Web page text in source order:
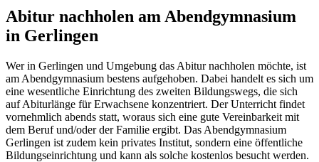
Abitur nachholen am Abendgymnasium
in Gerlingen
Wer in Gerlingen und Umgebung das Abitur nachholen möchte, ist
am Abendgymnasium bestens aufgehoben. Dabei handelt es sich um
eine wesentliche Einrichtung des zweiten Bildungswegs, die sich
auf Abiturlänge für Erwachsene konzentriert. Der Unterricht findet
vornehmlich abends statt, woraus sich eine gute Vereinbarkeit mit
dem Beruf und/oder der Familie ergibt. Das Abendgymnasium
Gerlingen ist zudem kein privates Institut, sondern eine öffentliche
Bildungseinrichtung und kann als solche kostenlos besucht werden.